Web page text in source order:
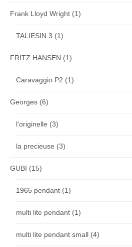
Frank Lloyd Wright (1)
TALIESIN 3 (1)
FRITZ HANSEN (1)
Caravaggio P2 (1)
Georges (6)
l'originelle (3)
la precieuse (3)
GUBI (15)
1965 pendant (1)
multi lite pendant (1)
multi lite pendant small (4)